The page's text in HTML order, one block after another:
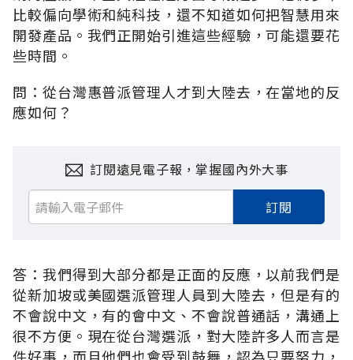
比較偏向學術和純科技，還不知道如何把智慧用來
開發產品。我們正開始引進這些經驗，可能還要花
些時間。
問：從台灣惠普派管理人才到大陸去，在當地的反
應如何？
訂閱遠見電子報，掌握國內外大事
訂閱
答：我們得到大部分都是正面的反應，以前我們是
從新加坡或美國選派管理人員到大陸去，但是有的
不會說中文，有的會中文、不會說普通話，溝通上
很不方便。現在從台灣選派，對大陸許多人而言是
件好事，而且他們也會受到鼓舞，認為只要努力，